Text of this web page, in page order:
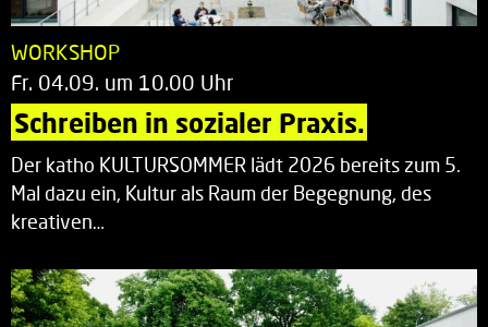
WORKSHOP
Fr. 04.09. um 10.00 Uhr
Schreiben in sozialer Praxis.
Der katho KULTURSOMMER lädt 2026 bereits zum 5.
Mal dazu ein, Kultur als Raum der Begegnung, des
kreativen…